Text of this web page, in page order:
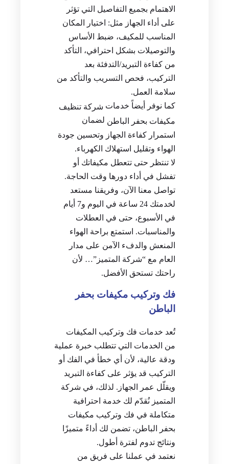
الاهتمام بجميع التفاصيل التي تؤثر
على أداء الجهاز مثل: اختيار المكان
المناسب للمكيف، ضبط الأساس
والتوصيلات بشكل احترافي، التأكد
من كفاءة التبريد/التدفئة بعد
التركيب، فحص التسريب والتأكد من
سلامة العمل.
كما نوفر أيضاً خدمات شركة تنظيف
مكيفات بحفر الباطن لضمان
استمرار كفاءة الجهاز وتحسين جودة
الهواء وتقليل استهلاك الكهرباء.
لا تنتظر حتى تتعطل مكيفاتك أو
تفشل في أداء دورها وقت الحاجة.
تواصل معنا الآن، وفريقنا مستعد
لخدمتك 24 ساعة في اليوم و7 أيام
في الأسبوع، حتى في العطلات
والمناسبات. استمتع براحة الهواء
المنعش والدفء الآمن على مدار
العام مع “شركة المتميز”… لأن
راحتك تستحق الأفضل.
فك وتركيب مكيفات بحفر
الباطن
تُعد خدمات فك وتركيب المكيفات
من الخدمات التي تتطلب خبرة عملية
ودقة عالية، لأن أي خطأ في الفك أو
التركيب قد يؤثر على كفاءة التبريد
ويقلّل عمر الجهاز. لذلك، في شركة
المتميز نُقدّم لك خدمة احترافية
متكاملة في فك وتركيب مكيفات
بحفر الباطن، تضمن لك أداءً متميزًا
ونتائج تدوم لفترة أطول.
نعتمد في عملنا على فريق من